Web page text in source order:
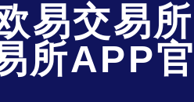
易交易所
所APP